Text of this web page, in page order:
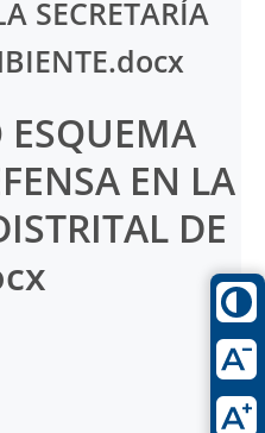
SECRETARÍA
EN LA
DE